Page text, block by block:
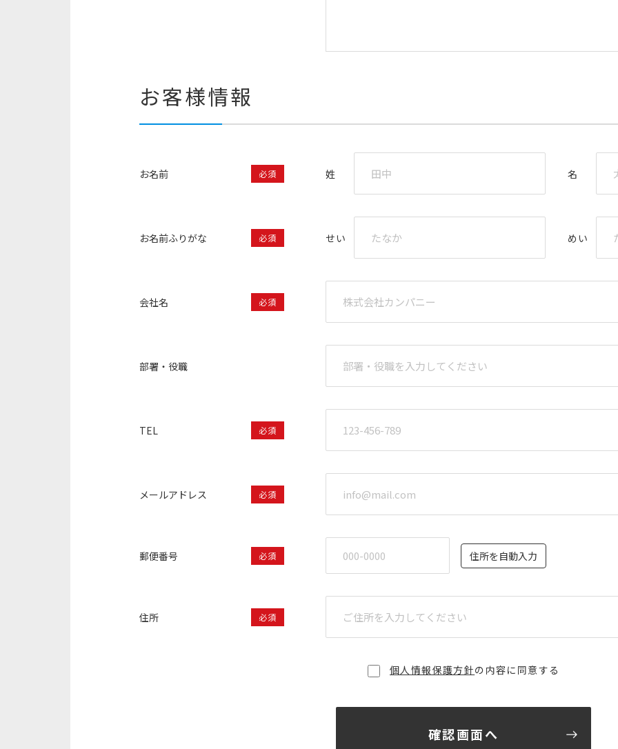
お客様情報
お名前 必須 姓 名
お名前ふりがな 必須 せい めい
会社名 必須
部署・役職
TEL 必須
メールアドレス 必須
郵便番号 必須 住所を自動入力
住所 必須
個人情報保護方針の内容に同意する
確認画面へ